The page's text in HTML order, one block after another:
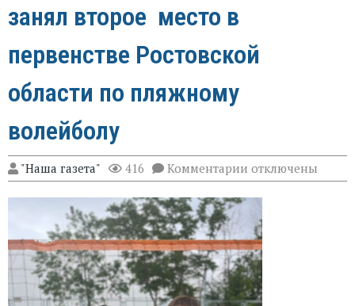
занял второе место в
первенстве Ростовской
области по пляжному
волейболу
"Наша газета" 416 Комментарии к
записи
Зверевчанин
Жевтяк
занял
второе
место
в
первенстве
Ростовской
отключены